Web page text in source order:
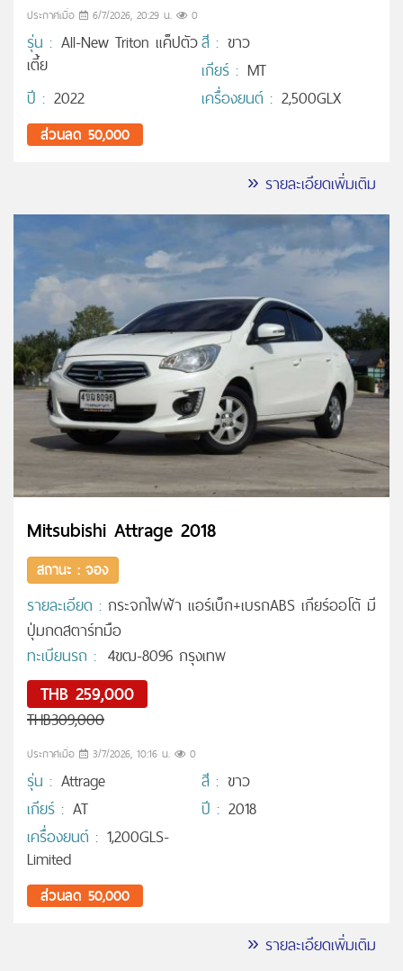
ประกาศเมื่อ 6/7/2026, 20:29 น. 0
รุ่น : All-New Triton แค็ปตัว
เตี้ย
สี : ขาว
เกียร์ : MT
ปี : 2022 เครื่องยนต์ : 2,500GLX
ส่วนลด 50,000
» รายละเอียดเพิ่มเติม
Mitsubishi Attrage 2018
สถานะ : จอง
รายละเอียด : กระจกไฟฟ้า แอร์เบ็ก+เบรกABS เกียร์ออโต้ มี
ปุ่มกดสตาร์ทมือ
ทะเบียนรถ : 4ขฒ-8096 กรุงเทพ
THB 259,000
THB309,000
ประกาศเมื่อ 3/7/2026, 10:16 น. 0
รุ่น : Attrage สี : ขาว
เกียร์ : AT ปี : 2018
เครื่องยนต์ : 1,200GLS-
Limited
ส่วนลด 50,000
» รายละเอียดเพิ่มเติม